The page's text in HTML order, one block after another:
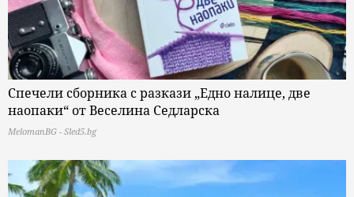
Спечели сборника с разкази „Едно налице, две
наопаки“ от Веселина Седларска
MelomanBG - Sled5.bg